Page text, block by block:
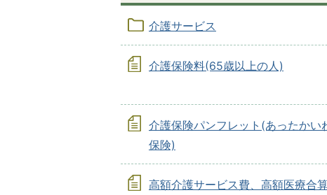
介護サービス
介護保険料(65歳以上の人)
介護保険パンフレット(あったかい
保険)
高額介護サービス費、高額医療合